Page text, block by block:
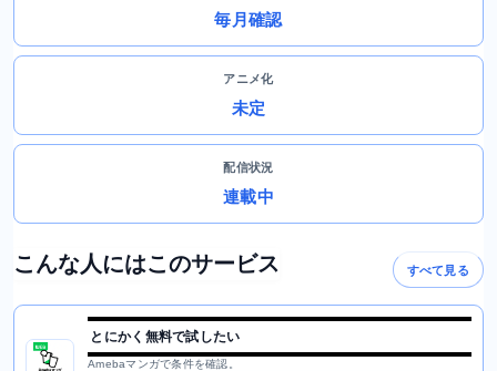
毎月確認
アニメ化
未定
配信状況
連載中
こんな人にはこのサービス すべて見る
とにかく無料で試したい
Amebaマンガで条件を確認。